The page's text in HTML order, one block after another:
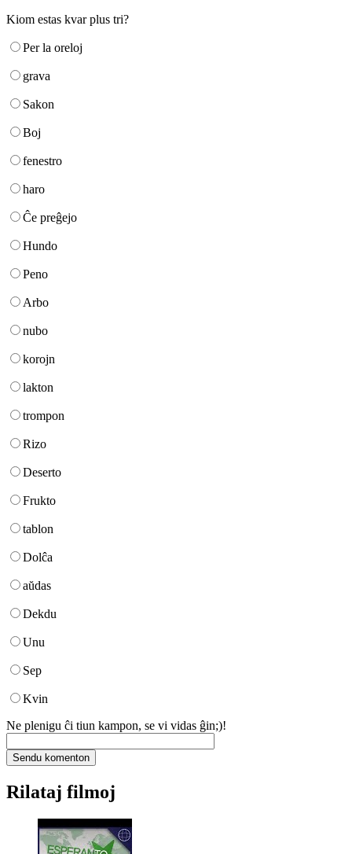
Kiom estas kvar plus tri?
Per la oreloj
grava
Sakon
Boj
fenestro
haro
Ĉe preĝejo
Hundo
Peno
Arbo
nubo
korojn
lakton
trompon
Rizo
Deserto
Frukto
tablon
Dolĉa
aŭdas
Dekdu
Unu
Sep
Kvin
Ne plenigu ĉi tiun kampon, se vi vidas ĝin;)!
Rilataj filmoj